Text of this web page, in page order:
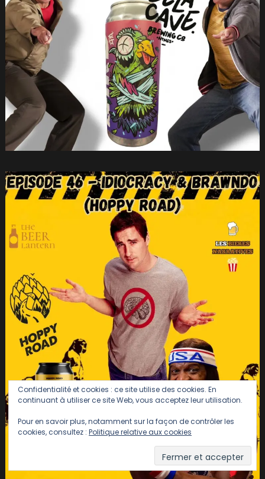
Confidentialité et cookies : ce site utilise des cookies. En
continuant à utiliser ce site Web, vous acceptez leur utilisation.
Pour en savoir plus, notamment sur la façon de contrôler les
cookies, consultez : Politique relative aux cookies